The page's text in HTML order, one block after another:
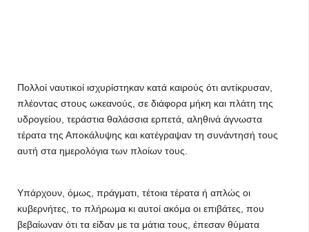
Πολλοί ναυτικοί ισχυρίστηκαν κατά καιρούς ότι αντίκρυσαν,
πλέοντας στους ωκεανούς, σε διάφορα μήκη και πλάτη της
υδρογείου, τεράστια θαλάσσια ερπετά, αληθινά άγνωστα
τέρατα της Αποκάλυψης και κατέγραψαν τη συνάντησή τους
αυτή στα ημερολόγια των πλοίων τους.
Υπάρχουν, όμως, πράγματι, τέτοια τέρατα ή απλώς οι
κυβερνήτες, το πλήρωμα κι αυτοί ακόμα οι επιβάτες, που
βεβαίωναν ότι τα είδαν με τα μάτια τους, έπεσαν θύματα